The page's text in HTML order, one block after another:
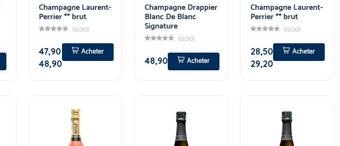
Champagne Laurent-
Perrier ** brut
(0,00)
47,90
48,90
Acheter
Champagne Drappier
Blanc De Blanc
Signature
(0,00)
48,90
Acheter
Champagne Laurent-
Perrier ** brut
(0,00)
28,50
29,20
Acheter